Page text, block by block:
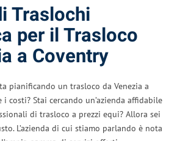
Traslochi
per il Trasloco
a Coventry
pianificando un trasloco da Venezia a
costi? Stai cercando un’azienda affidabile
di trasloco a prezzi equi? Allora sei
L’azienda di cui stiamo parlando è nota